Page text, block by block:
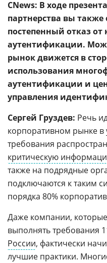
CNews: В ходе
партнерства вы
постепенный отказ от
аутентификации.
рынок движется в
использования
аутентификации и
управления
Сергей Груздев: Речь
корпоративном рынке в
требования
критическую
также на подрядные
подключаются к таким
порядка 80%
Даже компании,
выполнять требования
России, фактически
лучшие практики.